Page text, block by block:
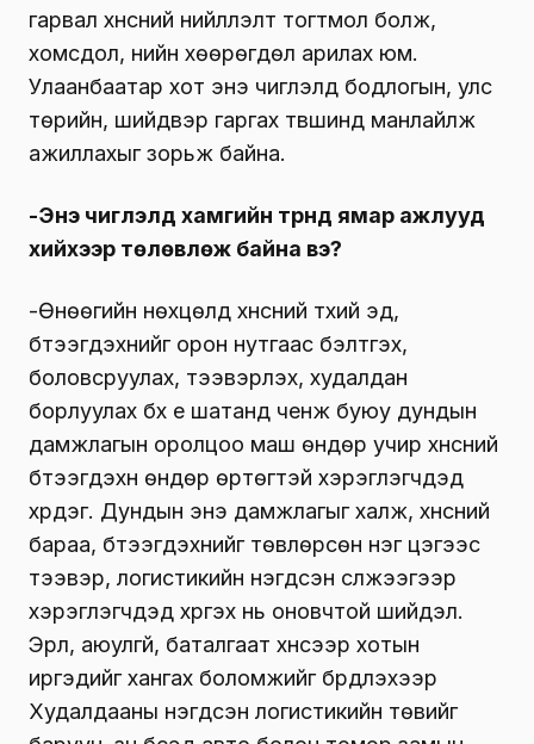
гарвал хүнсний нийлүүлэлт тогтмол болж,
хомсдол, үнийн хөөрөгдөл арилах юм.
Улаанбаатар хот энэ чиглэлд бодлогын, улс
төрийн, шийдвэр гаргах түвшинд манлайлж
ажиллахыг зорьж байна.
-Энэ чиглэлд хамгийн түрүүнд ямар ажлууд
хийхээр төлөвлөж байна вэ?
-Өнөөгийн нөхцөлд хүнсний түүхий эд,
бүтээгдэхүүнийг орон нутгаас бэлтгэх,
боловсруулах, тээвэрлэх, худалдан
борлуулах бүх үе шатанд ченж буюу дундын
дамжлагын оролцоо маш өндөр учир хүнсний
бүтээгдэхүүн өндөр өртөгтэй хэрэглэгчдэд
хүрдэг. Дундын энэ дамжлагыг халж, хүнсний
бараа, бүтээгдэхүүнийг төвлөрсөн нэг цэгээс
тээвэр, логистикийн нэгдсэн сүлжээгээр
хэрэглэгчдэд хүргэх нь оновчтой шийдэл.
Эрүүл, аюулгүй, баталгаат хүнсээр хотын
иргэдийг хангах боломжийг бүрдүүлэхээр
Худалдааны нэгдсэн логистикийн төвийг